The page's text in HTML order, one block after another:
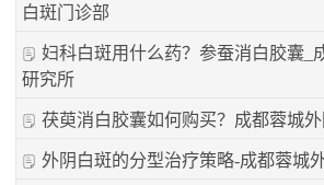
白斑门诊部
妇科白斑用什么药？参蚕消白胶囊_
研究所
茯萸消白胶囊如何购买？成都蓉城
外阴白斑的分型治疗策略-成都蓉城